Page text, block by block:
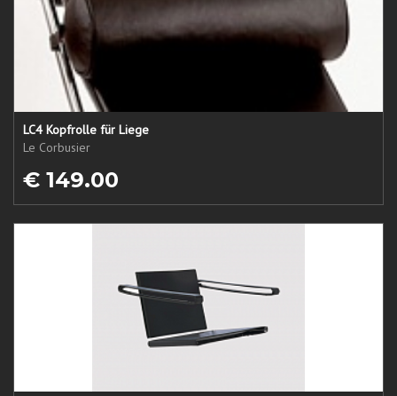
LC4 Kopfrolle für Liege
Le Corbusier
€ 149.00